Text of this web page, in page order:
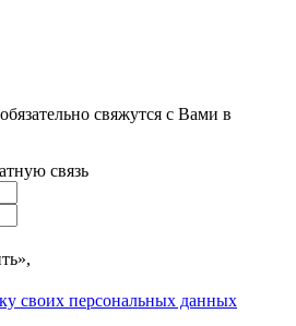
свяжутся с Вами в
связь
своих персональных данных